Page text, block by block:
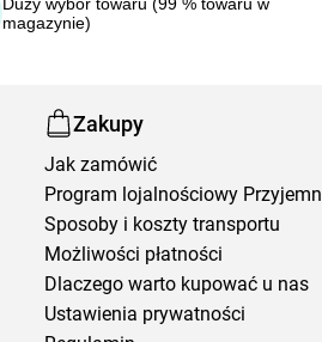
magazynie)
Zakupy
Jak zamówić
Program lojalnościowy
Sposoby i koszty transportu
Możliwości płatności
Dlaczego warto kupować u nas
Ustawienia prywatności